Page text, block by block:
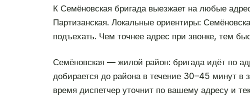
К Семёновская бригада выезжает на любые
Партизанская. Локальные ориентиры:
подъехать. Чем точнее адрес при звонке, тем
Семёновская — жилой район: бригада идёт по
добирается до района в течение 30–45 минут в
время диспетчер уточнит по вашему адресу и